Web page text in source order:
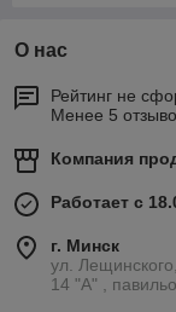
О нас
Рейтинг не
Менее 5
Компания
Работает с
г. Минск
ул.
14 "A" ,